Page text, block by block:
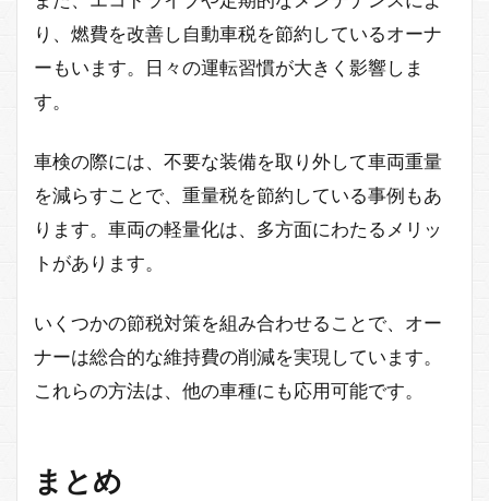
り、燃費を改善し自動車税を節約しているオーナ
ーもいます。日々の運転習慣が大きく影響しま
す。
車検の際には、不要な装備を取り外して車両重量
を減らすことで、重量税を節約している事例もあ
ります。車両の軽量化は、多方面にわたるメリッ
トがあります。
いくつかの節税対策を組み合わせることで、オー
ナーは総合的な維持費の削減を実現しています。
これらの方法は、他の車種にも応用可能です。
まとめ